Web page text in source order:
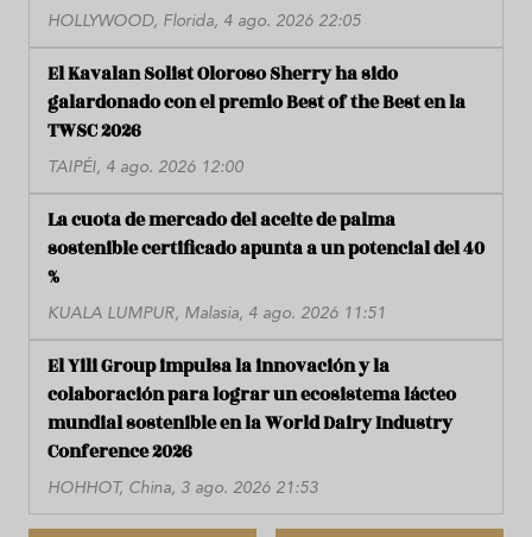
HOLLYWOOD, Florida, 4 ago. 2026 22:05
El Kavalan Solist Oloroso Sherry ha sido
galardonado con el premio Best of the Best en la
TWSC 2026
TAIPÉI, 4 ago. 2026 12:00
La cuota de mercado del aceite de palma
sostenible certificado apunta a un potencial del 40
%
KUALA LUMPUR, Malasia, 4 ago. 2026 11:51
El Yili Group impulsa la innovación y la
colaboración para lograr un ecosistema lácteo
mundial sostenible en la World Dairy Industry
Conference 2026
HOHHOT, China, 3 ago. 2026 21:53